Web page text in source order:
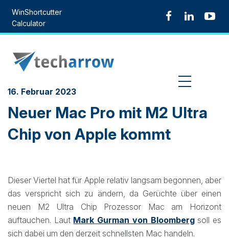
content
WinShortcutter
Calculator
16. Februar 2023
Neuer Mac Pro mit M2 Ultra
Chip von Apple kommt
Dieser Viertel hat für Apple relativ langsam begonnen, aber
das verspricht sich zu ändern, da Gerüchte über einen
neuen M2 Ultra Chip Prozessor Mac am Horizont
auftauchen. Laut Mark Gurman von Bloombergsoll es
sich dabei um den derzeit schnellsten Mac handeln.